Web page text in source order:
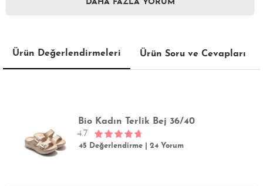
DAHA FAZLA YORUM
Ürün Değerlendirmeleri Ürün Soru ve Cevapları
Bio Kadın Terlik Bej 36/40
4.7
45 Değerlendirme |24 Yorum